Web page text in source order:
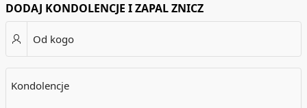
DODAJ KONDOLENCJE I ZAPAL ZNICZ
Od kogo
Kondolencje